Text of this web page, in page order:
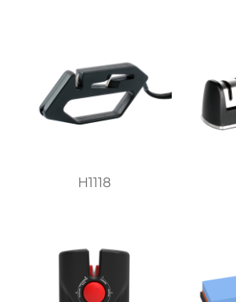
H1118